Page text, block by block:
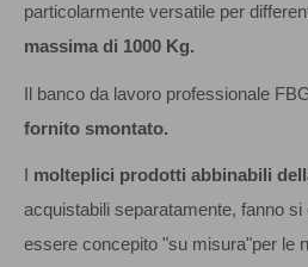
particolarmente versatile per
massima di 1000 Kg.
Il banco da lavoro professionale
fornito smontato.
I molteplici prodotti abbinabili
acquistabili separatamente, fanno
essere concepito "su misura"per le